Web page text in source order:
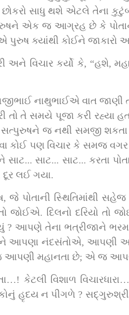
એક જ આગ્રહ છે કે
એ પુરુષ ક્યાંથી કોઈને જાકારો
નાથુભાઈએ વાત
જ નથી સમજી
પણ વિચાર કે સમજ વગર
દૂર લઈ ગયા.
આપણા નંદસંતોએ, આપણી
જ આપણી મહાનતા છે; એ જ
વિચારધારા…! છતાં એક